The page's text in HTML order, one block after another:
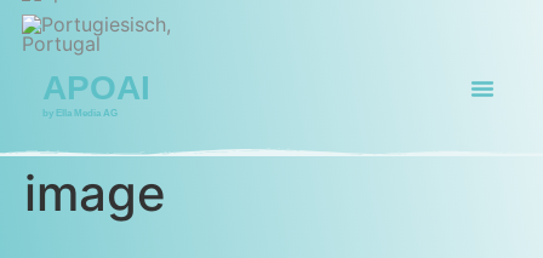
APOAI
by Ella Media AG
image